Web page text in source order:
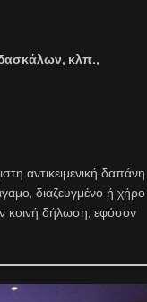
κλπ.,
αντικειμενική δαπάνη
διαζευγμένο ή χήρο
κοινή δήλωση, εφόσον